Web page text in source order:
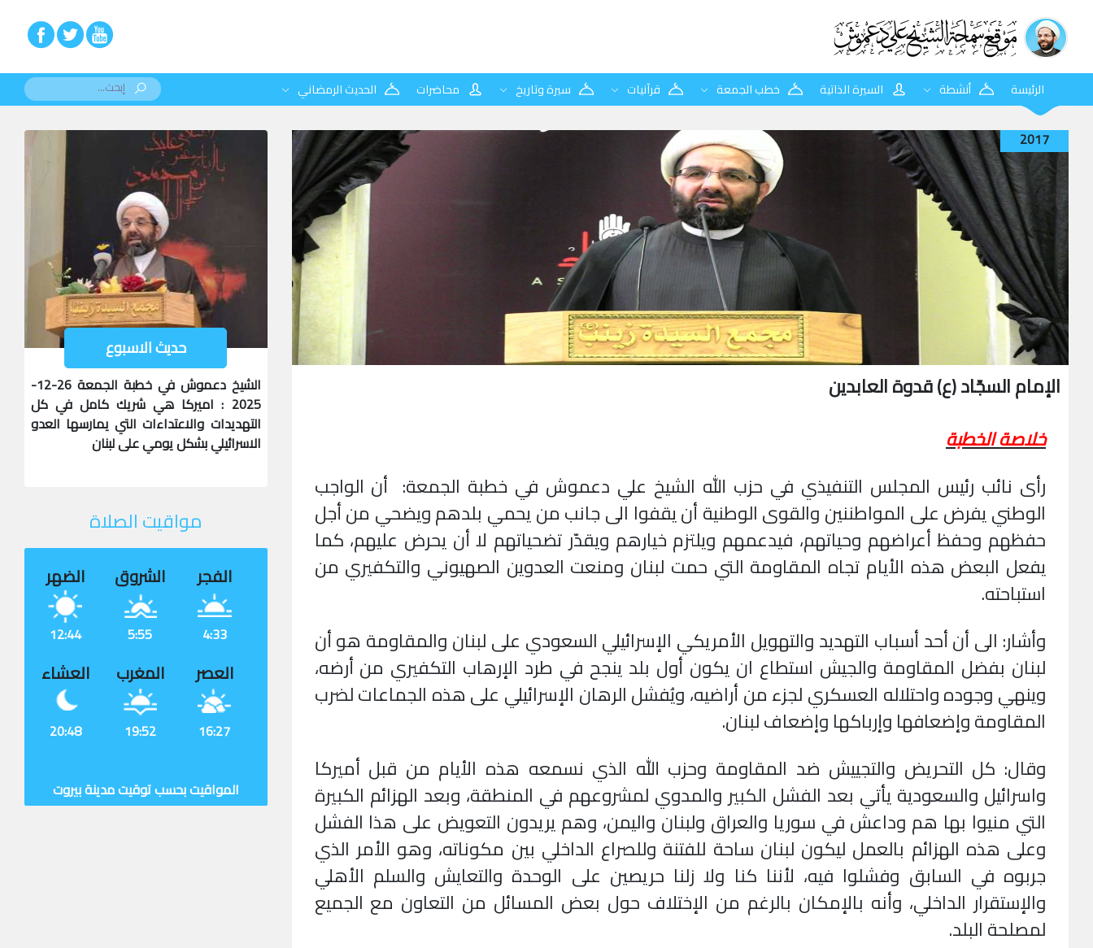
الرئيسة أنشطة السيرة الذاتية خطب الجمعة قرآنيات سيرة وتاريخ محاضرات الحديث الرمضاني
2017
الإمام السجّاد (ع) قدوة العابدين
خلاصة الخطبة
رأى نائب رئيس المجلس التنفيذي في حزب الله الشيخ علي دعموش في خطبة الجمعة: أن الواجب
الوطني يفرض على المواطننين والقوى الوطنية أن يقفوا الى جانب من يحمي بلدهم ويضحي من أجل
حفظهم وحفظ أعراضهم وحياتهم، فيدعمهم ويلتزم خيارهم ويقدّر تضحياتهم لا أن يحرض عليهم، كما
يفعل البعض هذه الأيام تجاه المقاومة التي حمت لبنان ومنعت العدوين الصهيوني والتكفيري من
استباحته.
وأشار: الى أن أحد أسباب التهديد والتهويل الأمريكي الإسرائيلي السعودي على لبنان والمقاومة هو أن
لبنان بفضل المقاومة والجيش استطاع ان يكون أول بلد ينجح في طرد الإرهاب التكفيري من أرضه،
وينهي وجوده واحتلاله العسكري لجزء من أراضيه، ويُفشل الرهان الإسرائيلي على هذه الجماعات لضرب
المقاومة وإضعافها وإرباكها وإضعاف لبنان.
وقال: كل التحريض والتجييش ضد المقاومة وحزب الله الذي نسمعه هذه الأيام من قبل أميركا
واسرائيل والسعودية يأتي بعد الفشل الكبير والمدوي لمشروعهم في المنطقة، وبعد الهزائم الكبيرة
التي منيوا بها هم وداعش في سوريا والعراق ولبنان واليمن، وهم يريدون التعويض على هذا الفشل
وعلى هذه الهزائم بالعمل ليكون لبنان ساحة للفتنة وللصراع الداخلي بين مكوناته، وهو الأمر الذي
جربوه في السابق وفشلوا فيه، لأننا كنا ولا زلنا حريصين على الوحدة والتعايش والسلم الأهلي
والإستقرار الداخلي، وأنه بالإمكان بالرغم من الإختلاف حول بعض المسائل من التعاون مع الجميع
لمصلحة البلد.
حديث الاسبوع
الشيخ دعموش في خطبة الجمعة 26-12-
2025 : اميركا هي شريك كامل في كل
التهديدات والاعتداءات التي يمارسها العدو
الاسرائيلي بشكل يومي على لبنان
مواقيت الصلاة
الفجر
4:33
الشروق
5:55
الضهر
12:44
العصر
16:27
المغرب
19:52
العشاء
20:48
المواقيت بحسب توقيت مدينة بيروت